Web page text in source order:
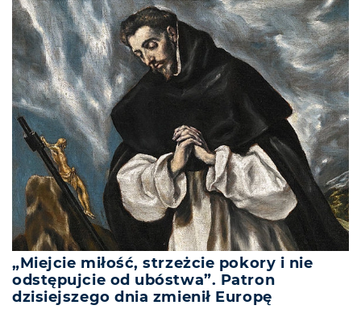
„Miejcie miłość, strzeżcie pokory i nie
odstępujcie od ubóstwa”. Patron
dzisiejszego dnia zmienił Europę